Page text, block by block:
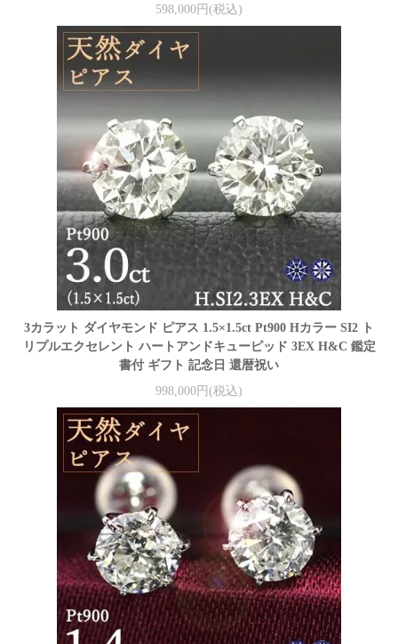
598,000円(税込)
3カラット ダイヤモンド ピアス 1.5×1.5ct Pt900 Hカラー SI2 ト
リプルエクセレント ハートアンドキューピッド 3EX H&C 鑑定
書付 ギフト 記念日 還暦祝い
998,000円(税込)